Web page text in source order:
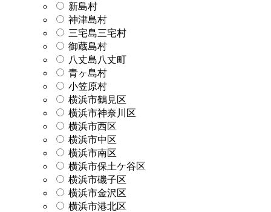
新島村
神津島村
三宅島三宅村
御蔵島村
八丈島八丈町
青ヶ島村
小笠原村
横浜市鶴見区
横浜市神奈川区
横浜市西区
横浜市中区
横浜市南区
横浜市保土ケ谷区
横浜市磯子区
横浜市金沢区
横浜市港北区